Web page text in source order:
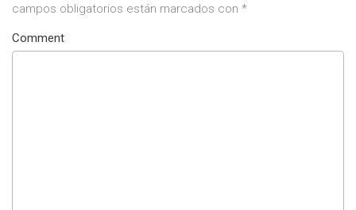
campos obligatorios están marcados con *
Comment